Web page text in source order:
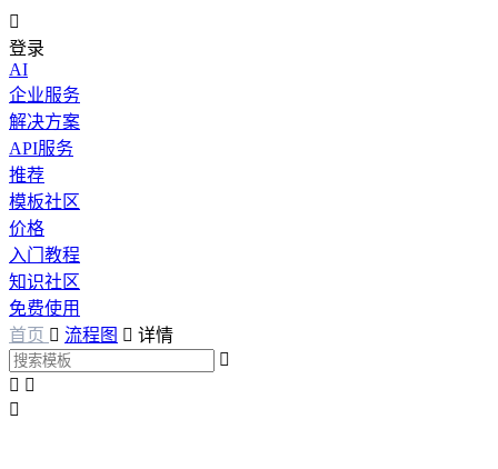

登录
AI
企业服务
解决方案
API服务
推荐
模板社区
价格
入门教程
知识社区
免费使用
首页  流程图  详情

 
